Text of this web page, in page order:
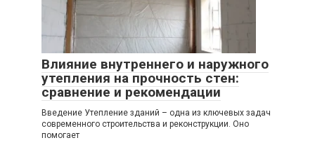
Влияние внутреннего и наружного
утепления на прочность стен:
сравнение и рекомендации
Введение Утепление зданий – одна из ключевых задач
современного строительства и реконструкции. Оно
помогает